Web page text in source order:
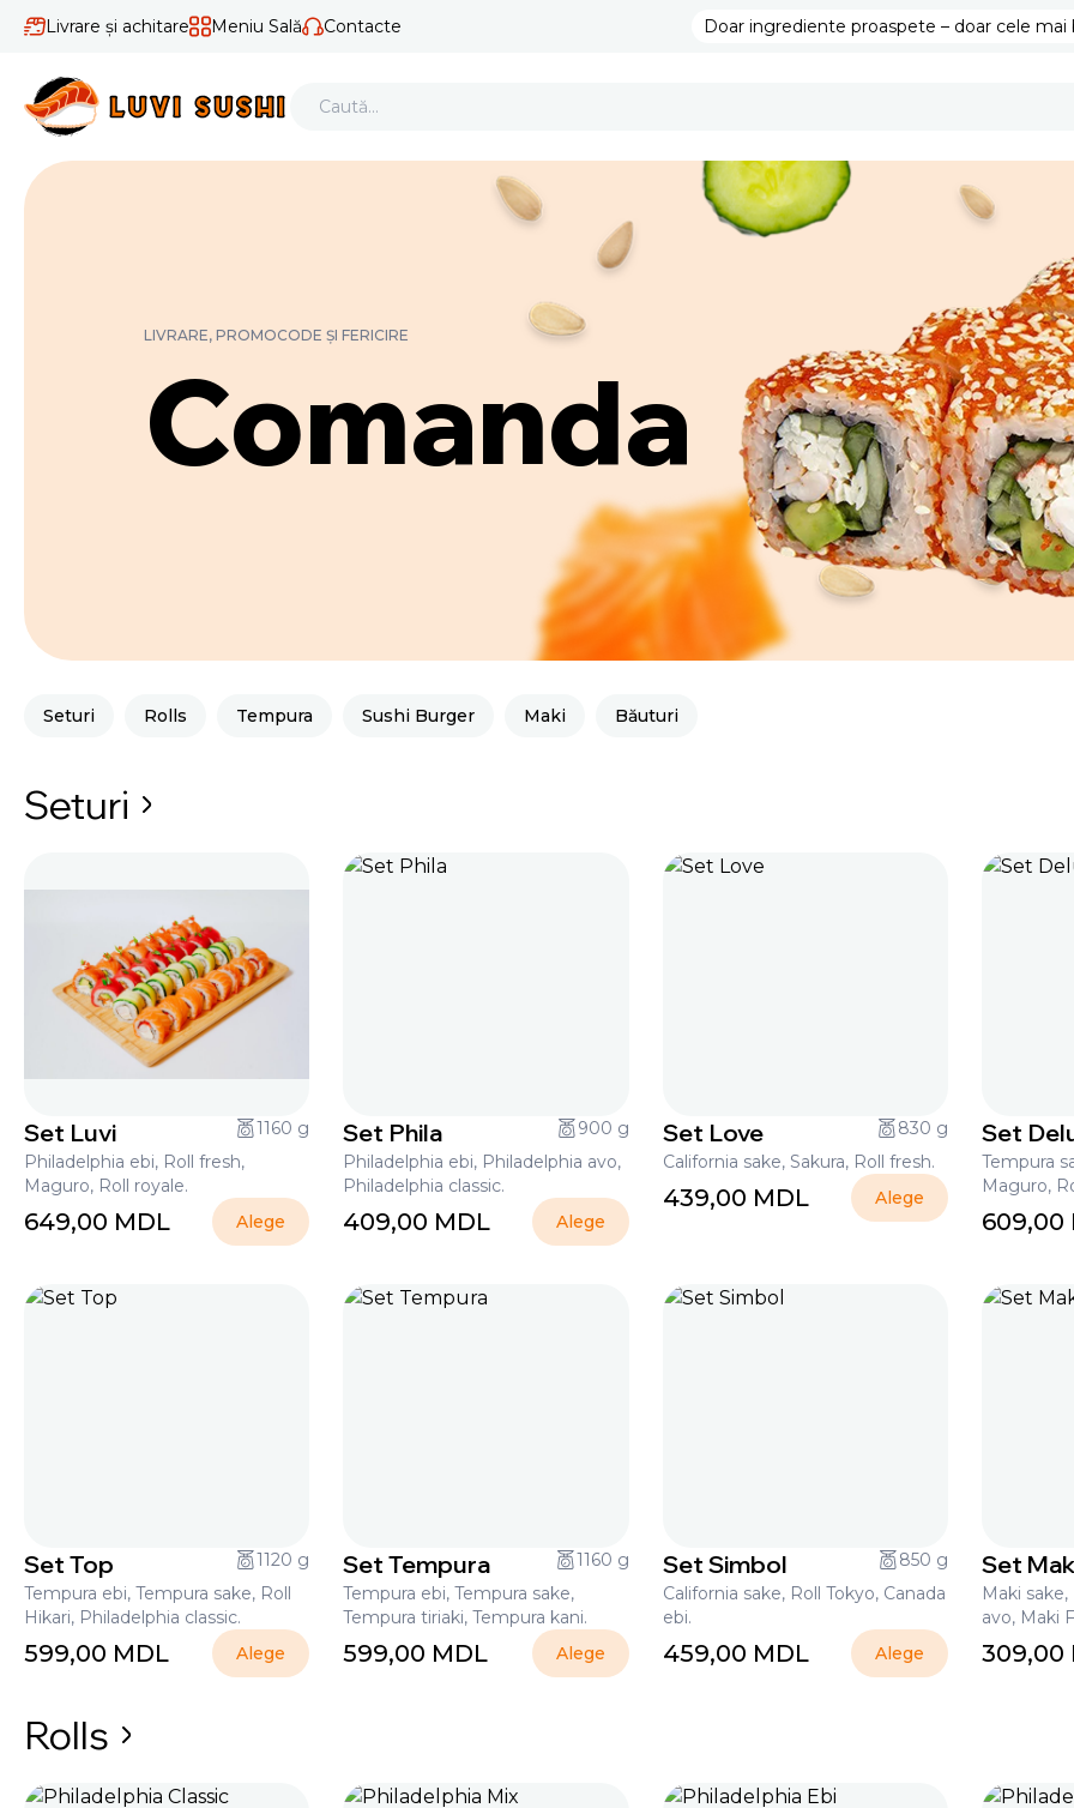
Livrare și achitare Meniu Sală Contacte Doar ingrediente proaspete – doar cele mai
LIVRARE, PROMOCODE ȘI FERICIRE
Comanda
Seturi Rolls Tempura Sushi Burger Maki Băuturi
Seturi
Set Luvi
1160 g
Philadelphia ebi, Roll fresh,
Maguro, Roll royale.
649,00 MDL Alege
Set Phila
900 g
Philadelphia ebi, Philadelphia avo,
Philadelphia classic.
409,00 MDL Alege
Set Love
830 g
California sake, Sakura, Roll fresh.
439,00 MDL Alege
Set
Tempura
Maguro,
609,00
Set Top
1120 g
Tempura ebi, Tempura sake, Roll
Hikari, Philadelphia classic.
599,00 MDL Alege
Set Tempura
1160 g
Tempura ebi, Tempura sake,
Tempura tiriaki, Tempura kani.
599,00 MDL Alege
Set Simbol
850 g
California sake, Roll Tokyo, Canada
ebi.
459,00 MDL Alege
Set
Maki
avo, Maki
309,00
Rolls